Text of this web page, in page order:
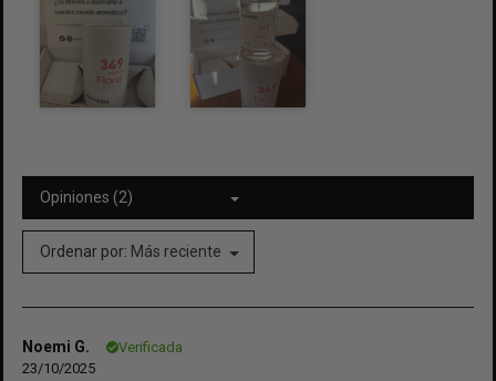
Opiniones (2)
Ordenar por: Más reciente
Noemi G.
Verificada
23/10/2025